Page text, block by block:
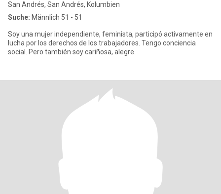
San Andrés, San Andrés, Kolumbien
Suche: Männlich 51 - 51
Soy una mujer independiente, feminista, participó activamente en
lucha por los derechos de los trabajadores. Tengo conciencia
social. Pero también soy cariñosa, alegre.